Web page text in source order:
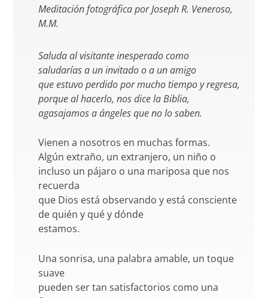
Meditación fotográfica por Joseph R. Veneroso,
M.M.
Saluda al visitante inesperado como
saludarías a un invitado o a un amigo
que estuvo perdido por mucho tiempo y regresa,
porque al hacerlo, nos dice la Biblia,
agasajamos a ángeles que no lo saben.
Vienen a nosotros en muchas formas.
Algún extraño, un extranjero, un niño o
incluso un pájaro o una mariposa que nos
recuerda
que Dios está observando y está consciente
de quién y qué y dónde
estamos.
Una sonrisa, una palabra amable, un toque
suave
pueden ser tan satisfactorios como una